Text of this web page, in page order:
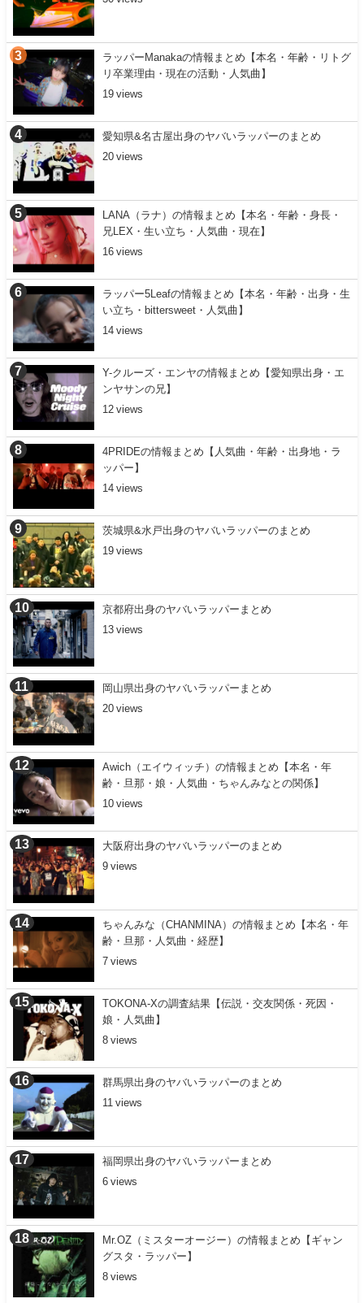
ラッパーManakaの情報まとめ【本名・年齢・リトグ
リ卒業理由・現在の活動・人気曲】
19
愛知県&名古屋出身のヤバいラッパーのまとめ
20
LANA（ラナ）の情報まとめ【本名・年齢・身長・
兄LEX・生い立ち・人気曲・現在】
16
ラッパー5Leafの情報まとめ【本名・年齢・出身・生
い立ち・bittersweet・人気曲】
14
Y-クルーズ・エンヤの情報まとめ【愛知県出身・エ
ンヤサンの兄】
12
4PRIDEの情報まとめ【人気曲・年齢・出身地・ラ
ッパー】
14
茨城県&水戸出身のヤバいラッパーのまとめ
19
京都府出身のヤバいラッパーまとめ
13
岡山県出身のヤバいラッパーまとめ
20
Awich（エイウィッチ）の情報まとめ【本名・年
齢・旦那・娘・人気曲・ちゃんみなとの関係】
10
大阪府出身のヤバいラッパーのまとめ
9
ちゃんみな（CHANMINA）の情報まとめ【本名・年
齢・旦那・人気曲・経歴】
7
TOKONA-Xの調査結果【伝説・交友関係・死因・
娘・人気曲】
8
群馬県出身のヤバいラッパーのまとめ
11
福岡県出身のヤバいラッパーまとめ
6
Mr.OZ（ミスターオージー）の情報まとめ【ギャン
グスタ・ラッパー】
8